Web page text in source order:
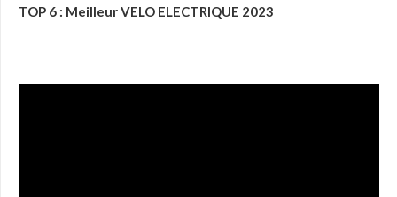
TOP 6 : Meilleur VELO ELECTRIQUE 2023